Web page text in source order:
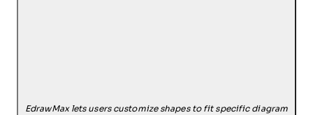
EdrawMax lets users customize shapes to fit specific diagram